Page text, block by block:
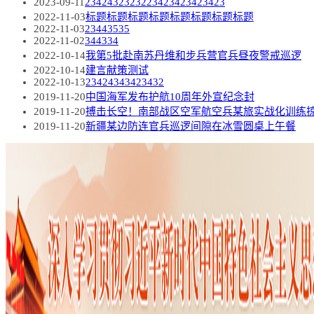
2022-11-03标题标题标题标题标题标题标题标题
2022-11-0323443535
2022-11-02344334
2022-10-14我第5批赴南苏丹维和步兵营官兵昼夜警戒巡逻
2022-10-14建言献策测试
2022-10-1323424343423432
2019-11-20中国海军发布护航10周年外宣纪念封
2019-11-20搏击长空！南部战区空军航空兵某旅实战化训练
2019-11-20新疆某边防连官兵巡逻间隙在冰雪圆桌上午餐